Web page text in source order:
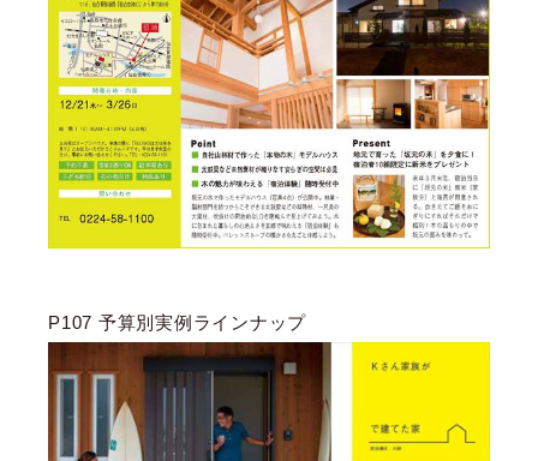
P107 予算別実例ラインナップ